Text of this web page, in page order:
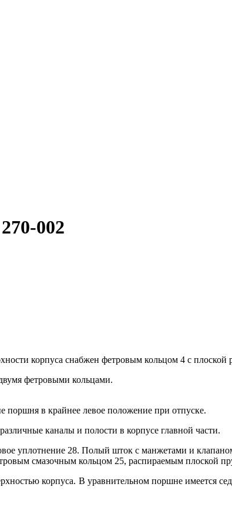
002
корпуса снабжен фетровым кольцом 4 с
фетровыми кольцами.
поршня в крайнее левое положение при отпуске.
каналы и полости в корпусе главной части.
уплотнение 28. Полый шток с манжетами и
смазочным кольцом 25, распираемым плоской
корпуса. В уравнительном поршне имеется